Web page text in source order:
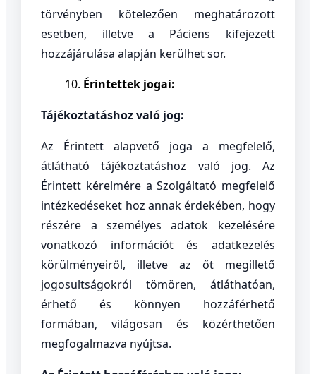
törvényben kötelezően meghatározott
esetben, illetve a Páciens kifejezett
hozzájárulása alapján kerülhet sor.
Érintettek jogai:
Tájékoztatáshoz való jog:
Az Érintett alapvető joga a megfelelő,
átlátható tájékoztatáshoz való jog. Az
Érintett kérelmére a Szolgáltató megfelelő
intézkedéseket hoz annak érdekében, hogy
részére a személyes adatok kezelésére
vonatkozó információt és adatkezelés
körülményeiről, illetve az őt megillető
jogosultságokról tömören, átláthatóan,
érhető és könnyen hozzáférhető
formában, világosan és közérthetően
megfogalmazva nyújtsa.